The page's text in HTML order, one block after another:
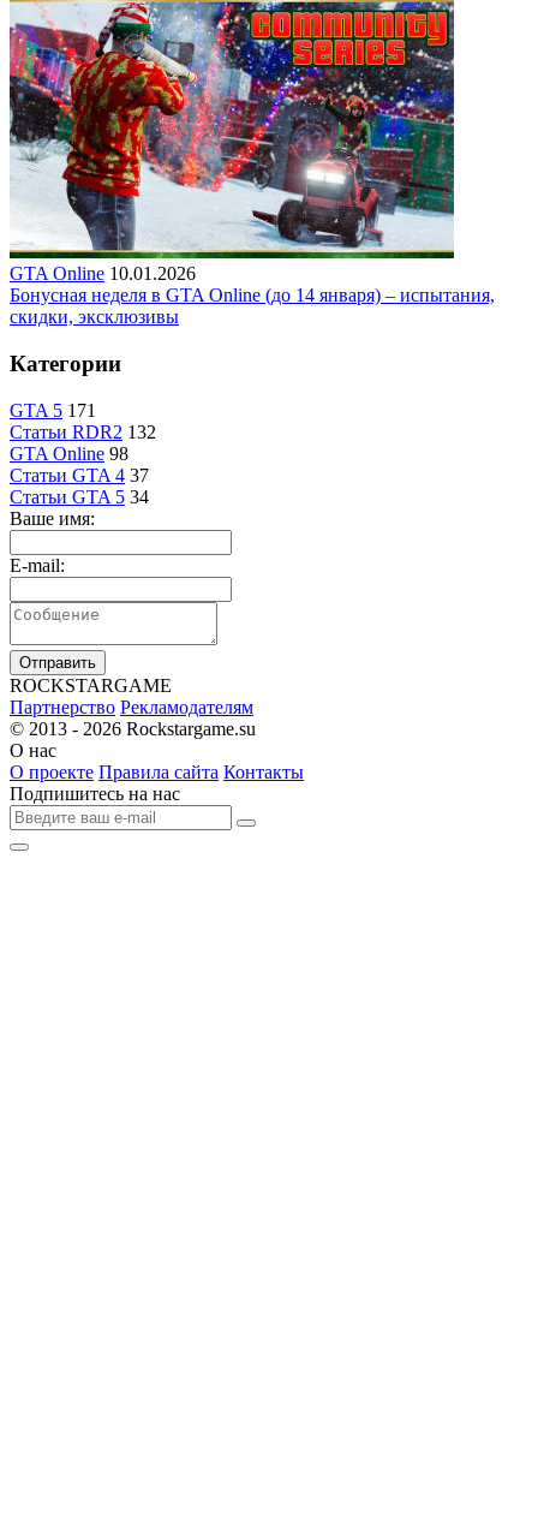
GTA Online 10.01.2026
Бонусная неделя в GTA Online (до 14 января) – испытания,
скидки, эксклюзивы
Категории
GTA 5 171
Статьи RDR2 132
GTA Online 98
Статьи GTA 4 37
Статьи GTA 5 34
Ваше имя:
E-mail:
Отправить
ROCKSTARGAME
Партнерство Рекламодателям
© 2013 - 2026 Rockstargame.su
О нас
О проекте Правила сайта Контакты
Подпишитесь на нас